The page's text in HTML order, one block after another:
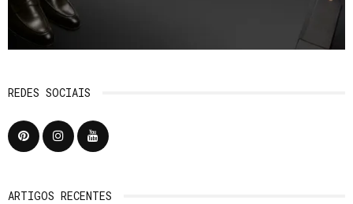
REDES SOCIAIS
ARTIGOS RECENTES